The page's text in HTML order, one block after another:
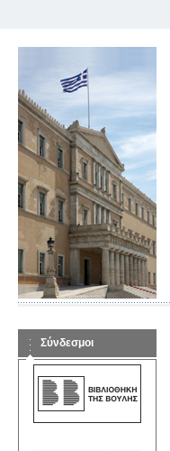
Σύνδεσμοι